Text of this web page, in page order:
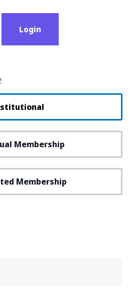
Login
Membership
Membership